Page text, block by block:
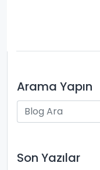
Arama Yapın
Son Yazılar